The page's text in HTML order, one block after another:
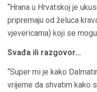
“Hrana u Hrvatskoj je
pripremaju od želuca
vjevericama) koji se
Svađa ili razgovor…
“Super mi je kako
vrijeme da shvatim kako